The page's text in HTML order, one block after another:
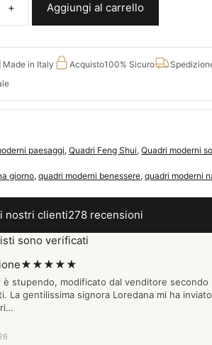
Aggiungi al carrello
in Italy Acquisto100% Sicuro
paesaggi, Quadri Feng Shui, Quadri moderni
giorno, quadri moderni benessere, quadri moderni
nostri clienti278 recensioni
sono verificati
★★★★★
è stupendo, modificato dal venditore secondo
La gentilissima signora Loredana mi ha